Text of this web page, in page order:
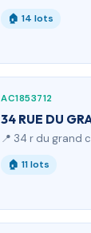
🏠 14 lots
AC1853712
34 RUE DU
📍 34 r du grand
🏠 11 lots